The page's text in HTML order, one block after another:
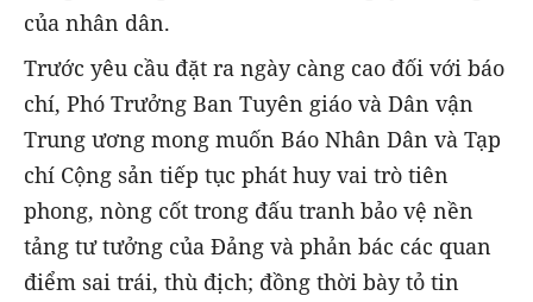
của nhân dân.
Trước yêu cầu đặt ra ngày càng cao đối với báo
chí, Phó Trưởng Ban Tuyên giáo và Dân vận
Trung ương mong muốn Báo Nhân Dân và Tạp
chí Cộng sản tiếp tục phát huy vai trò tiên
phong, nòng cốt trong đấu tranh bảo vệ nền
tảng tư tưởng của Đảng và phản bác các quan
điểm sai trái, thù địch; đồng thời bày tỏ tin